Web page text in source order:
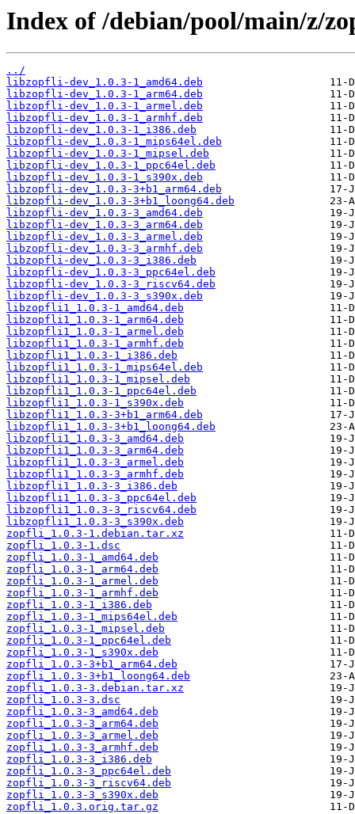
Index of /debian/pool/main/z/
../
libzopfli-dev_1.0.3-1_amd64.deb
libzopfli-dev_1.0.3-1_arm64.deb
libzopfli-dev_1.0.3-1_armel.deb
libzopfli-dev_1.0.3-1_armhf.deb
libzopfli-dev_1.0.3-1_i386.deb
libzopfli-dev_1.0.3-1_mips64el.deb
libzopfli-dev_1.0.3-1_mipsel.deb
libzopfli-dev_1.0.3-1_ppc64el.deb
libzopfli-dev_1.0.3-1_s390x.deb
libzopfli-dev_1.0.3-3+b1_arm64.deb
libzopfli-dev_1.0.3-3+b1_loong64.deb
libzopfli-dev_1.0.3-3_amd64.deb
libzopfli-dev_1.0.3-3_arm64.deb
libzopfli-dev_1.0.3-3_armel.deb
libzopfli-dev_1.0.3-3_armhf.deb
libzopfli-dev_1.0.3-3_i386.deb
libzopfli-dev_1.0.3-3_ppc64el.deb
libzopfli-dev_1.0.3-3_riscv64.deb
libzopfli-dev_1.0.3-3_s390x.deb
libzopfli1_1.0.3-1_amd64.deb
libzopfli1_1.0.3-1_arm64.deb
libzopfli1_1.0.3-1_armel.deb
libzopfli1_1.0.3-1_armhf.deb
libzopfli1_1.0.3-1_i386.deb
libzopfli1_1.0.3-1_mips64el.deb
libzopfli1_1.0.3-1_mipsel.deb
libzopfli1_1.0.3-1_ppc64el.deb
libzopfli1_1.0.3-1_s390x.deb
libzopfli1_1.0.3-3+b1_arm64.deb
libzopfli1_1.0.3-3+b1_loong64.deb
libzopfli1_1.0.3-3_amd64.deb
libzopfli1_1.0.3-3_arm64.deb
libzopfli1_1.0.3-3_armel.deb
libzopfli1_1.0.3-3_armhf.deb
libzopfli1_1.0.3-3_i386.deb
libzopfli1_1.0.3-3_ppc64el.deb
libzopfli1_1.0.3-3_riscv64.deb
libzopfli1_1.0.3-3_s390x.deb
zopfli_1.0.3-1.debian.tar.xz
zopfli_1.0.3-1.dsc
zopfli_1.0.3-1_amd64.deb
zopfli_1.0.3-1_arm64.deb
zopfli_1.0.3-1_armel.deb
zopfli_1.0.3-1_armhf.deb
zopfli_1.0.3-1_i386.deb
zopfli_1.0.3-1_mips64el.deb
zopfli_1.0.3-1_mipsel.deb
zopfli_1.0.3-1_ppc64el.deb
zopfli_1.0.3-1_s390x.deb
zopfli_1.0.3-3+b1_arm64.deb
zopfli_1.0.3-3+b1_loong64.deb
zopfli_1.0.3-3.debian.tar.xz
zopfli_1.0.3-3.dsc
zopfli_1.0.3-3_amd64.deb
zopfli_1.0.3-3_arm64.deb
zopfli_1.0.3-3_armel.deb
zopfli_1.0.3-3_armhf.deb
zopfli_1.0.3-3_i386.deb
zopfli_1.0.3-3_ppc64el.deb
zopfli_1.0.3-3_riscv64.deb
zopfli_1.0.3-3_s390x.deb
zopfli_1.0.3.orig.tar.gz